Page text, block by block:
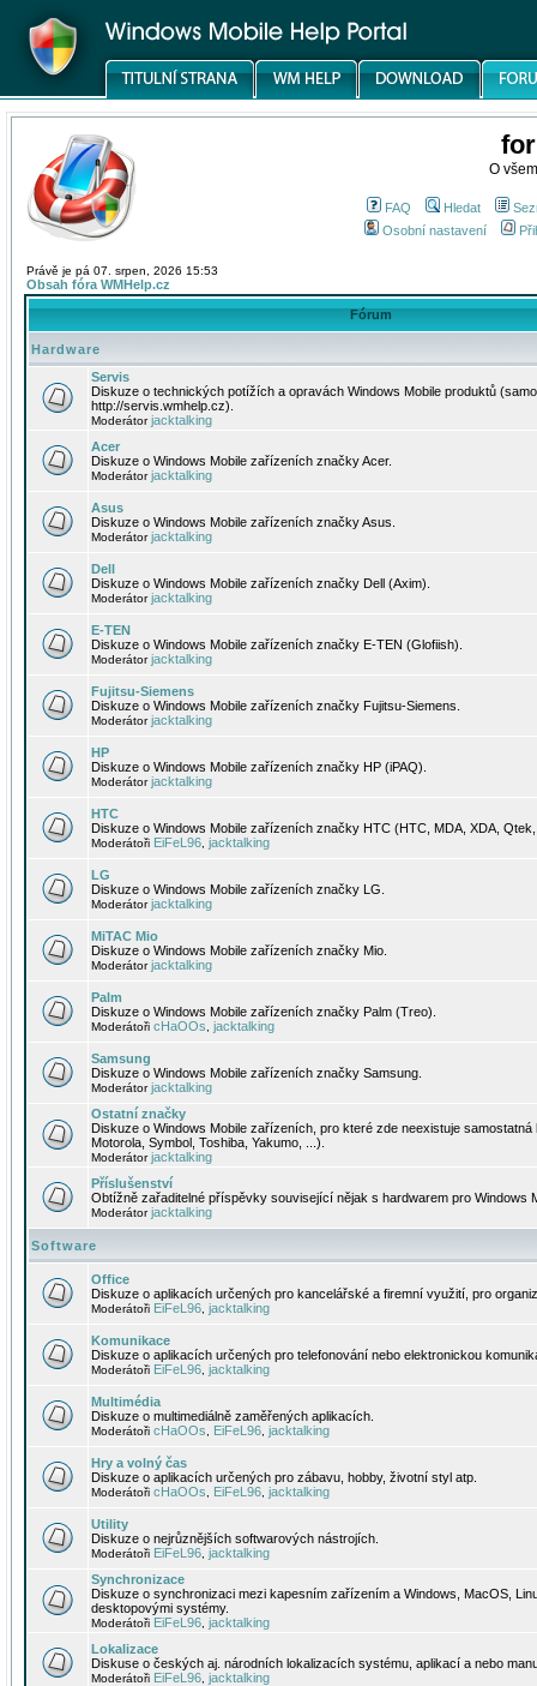
O
FAQ Hledat
Osobní nastavení
Právě je pá 07. srpen, 2026 15:53
Obsah fóra WMHelp.cz
Fórum
Hardware
Servis
Diskuze o technických potížích a opravách Windows Mobile produktů
http://servis.wmhelp.cz).
Moderátorjacktalking
Acer
Diskuze o Windows Mobile zařízeních značky Acer.
Moderátorjacktalking
Asus
Diskuze o Windows Mobile zařízeních značky Asus.
Moderátorjacktalking
Dell
Diskuze o Windows Mobile zařízeních značky Dell (Axim).
Moderátorjacktalking
E-TEN
Diskuze o Windows Mobile zařízeních značky E-TEN (Glofiish).
Moderátorjacktalking
Fujitsu-Siemens
Diskuze o Windows Mobile zařízeních značky Fujitsu-Siemens.
Moderátorjacktalking
HP
Diskuze o Windows Mobile zařízeních značky HP (iPAQ).
Moderátorjacktalking
HTC
Diskuze o Windows Mobile zařízeních značky HTC (HTC, MDA, XDA,
Moderátoři EiFeL96 jacktalking
LG
Diskuze o Windows Mobile zařízeních značky LG.
Moderátorjacktalking
MiTAC Mio
Diskuze o Windows Mobile zařízeních značky Mio.
Moderátorjacktalking
Palm
Diskuze o Windows Mobile zařízeních značky Palm (Treo).
Moderátoři cHaOOs jacktalking
Samsung
Diskuze o Windows Mobile zařízeních značky Samsung.
Moderátorjacktalking
Ostatní značky
Diskuze o Windows Mobile zařízeních, pro které zde neexistuje
Motorola, Symbol, Toshiba, Yakumo, ...).
Moderátorjacktalking
Příslušenství
Obtížně zařaditelné příspěvky související nějak s hardwarem pro Windows
Moderátorjacktalking
Software
Office
Diskuze o aplikacích určených pro kancelářské a firemní využití, pro
Moderátoři EiFeL96 jacktalking
Komunikace
Diskuze o aplikacích určených pro telefonování nebo elektronickou
Moderátoři EiFeL96 jacktalking
Multimédia
Diskuze o multimediálně zaměřených aplikacích.
Moderátoři cHaOOs EiFeL96 jacktalking
Hry a volný čas
Diskuze o aplikacích určených pro zábavu, hobby, životní styl atp.
Moderátoři cHaOOs EiFeL96 jacktalking
Utility
Diskuze o nejrůznějších softwarových nástrojích.
Moderátoři EiFeL96 jacktalking
Synchronizace
Diskuze o synchronizaci mezi kapesním zařízením a Windows, MacOS,
desktopovými systémy.
Moderátoři EiFeL96 jacktalking
Lokalizace
Diskuse o českých aj. národních lokalizacích systému, aplikací a nebo
Moderátoři EiFeL96 jacktalking